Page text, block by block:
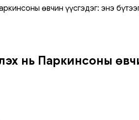
өвчин үүсгэдэг: энэ
нь Паркинсоны